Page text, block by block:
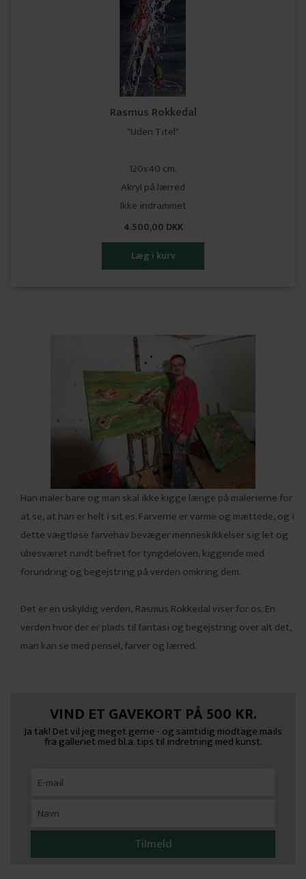
Rasmus Rokkedal
"Uden Titel"
120x40 cm.
Akryl på lærred
Ikke indrammet
4.500,00 DKK
Han maler bare og man skal ikke kigge længe på malerierne for
at se, at han er helt i sit es. Farverne er varme og mættede, og i
dette vægtløse farvehav bevæger menneskikkelser sig let og
ubesværet rundt befriet for tyngdeloven, kiggende med
forundring og begejstring på verden omkring dem.
Det er en uskyldig verden, Rasmus Rokkedal viser for os. En
verden hvor der er plads til fantasi og begejstring over alt det,
man kan se med pensel, farver og lærred.
VIND ET GAVEKORT PÅ 500 KR.
Ja tak! Det vil jeg meget gerne - og samtidig modtage mails
fra galleriet med bl.a. tips til indretning med kunst.